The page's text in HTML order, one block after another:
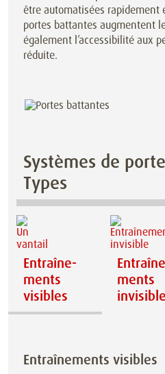
être automatisées rapidement
portes battantes augmentent
également l’accessibilité aux
réduite.
Systèmes de
Types
Entraîne­
ments
visibles
ments
Entraîne­ments visibles